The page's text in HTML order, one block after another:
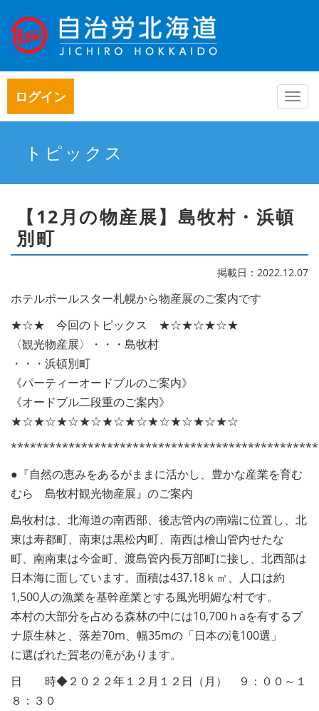
ログイン
トピックス
【12月の物産展】島牧村・浜頓
別町
掲載日：2022.12.07
ホテルポールスター札幌から物産展のご案内です
★☆★ 今回のトピックス ★☆★☆★☆★
〈観光物産展〉・・・島牧村
・・・浜頓別町
《パーティーオードブルのご案内》
《オードブル二段重のご案内》
★☆★☆★☆★☆★☆★☆★☆★☆★☆★☆
●『自然の恵みをあるがままに活かし、豊かな産業を育む
むら 島牧村観光物産展』のご案内
島牧村は、北海道の南西部、後志管内の南端に位置し、北
東は寿都町、南東は黒松内町、南西は檜山管内せたな
町、南南東は今金町、渡島管内長万部町に接し、北西部は
日本海に面しています。面積は437.18ｋ㎡、人口は約
1,500人の漁業を基幹産業とする風光明媚な村です。
本村の大部分を占める森林の中には10,700ｈaを有するブ
ナ原生林と、落差70m、幅35mの「日本の滝100選」
に選ばれた賀老の滝があります。
日 時◆２０２２年１２月１２日（月） ９：００～１
８：３０